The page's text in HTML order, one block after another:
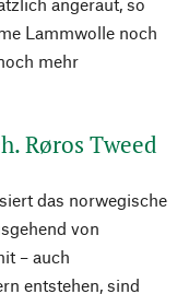
Lammwolle noch
mehr
Røros Tweed
das norwegische
von
– auch
entstehen, sind